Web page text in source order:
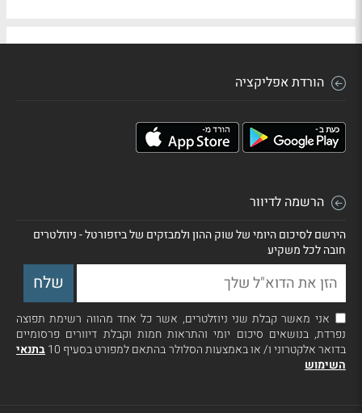
הורדת אפליקציה
הרשמה לדיוור
הירשם לסיכום היומי של שוק ההון ולמבזקים של ביזפורטל - ניוזלטרים
חובה לכל משקיע
אני מאשר קבלת שני ניוזלטרים, אשר כל אחד מהווה רשימת תפוצה
נפרדת, בנושאים סיכום יומי והתראות חמות וקבלת דיוורים פרסומיים
בדואר אלקטרוני ו/ או באמצעות הסלולר בהתאם למפורט בסעיף 10
בתנאי
השימוש